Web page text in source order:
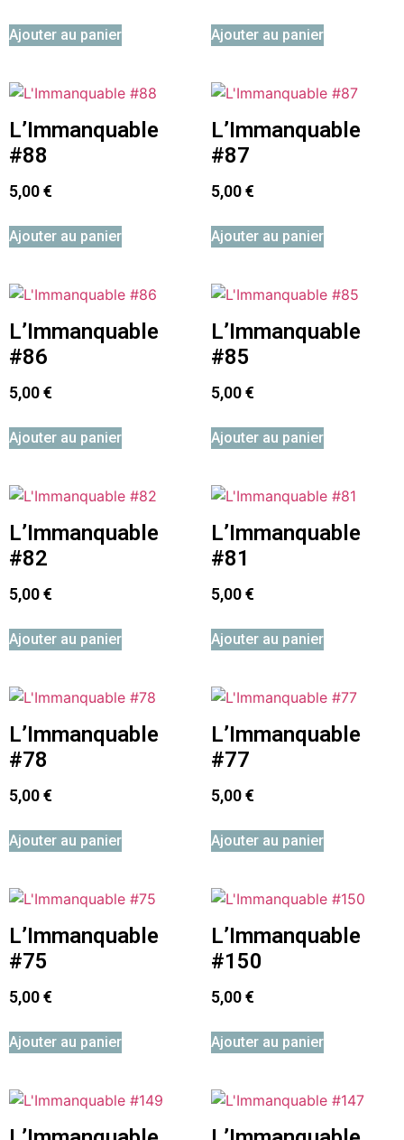
Ajouter au panier Ajouter au panier
L’Immanquable
#88
5,00€
Ajouter au panier
L’Immanquable
#87
5,00€
Ajouter au panier
L’Immanquable
#86
5,00€
Ajouter au panier
L’Immanquable
#85
5,00€
Ajouter au panier
L’Immanquable
#82
5,00€
Ajouter au panier
L’Immanquable
#81
5,00€
Ajouter au panier
L’Immanquable
#78
5,00€
Ajouter au panier
L’Immanquable
#77
5,00€
Ajouter au panier
L’Immanquable
#75
5,00€
Ajouter au panier
L’Immanquable
#150
5,00€
Ajouter au panier